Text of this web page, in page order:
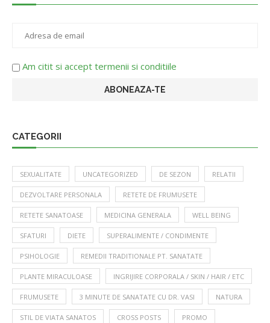
Am citit si accept termenii si conditiile
CATEGORII
SEXUALITATE UNCATEGORIZED DE SEZON RELATII
DEZVOLTARE PERSONALA RETETE DE FRUMUSETE
RETETE SANATOASE MEDICINA GENERALA WELL BEING
SFATURI DIETE SUPERALIMENTE / CONDIMENTE
PSIHOLOGIE REMEDII TRADITIONALE PT. SANATATE
PLANTE MIRACULOASE INGRIJIRE CORPORALA / SKIN / HAIR / ETC
FRUMUSETE 3 MINUTE DE SANATATE CU DR. VASI NATURA
STIL DE VIATA SANATOS CROSS POSTS PROMO